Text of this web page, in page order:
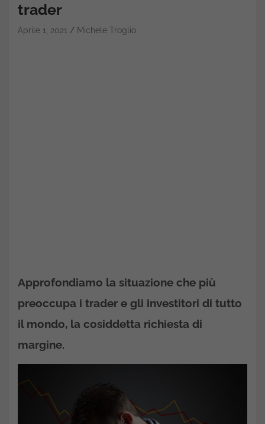
trader
Aprile 1, 2021 Michele Troglio
Approfondiamo la situazione che più
preoccupa i trader e gli investitori di tutto
il mondo, la cosiddetta richiesta di
margine.